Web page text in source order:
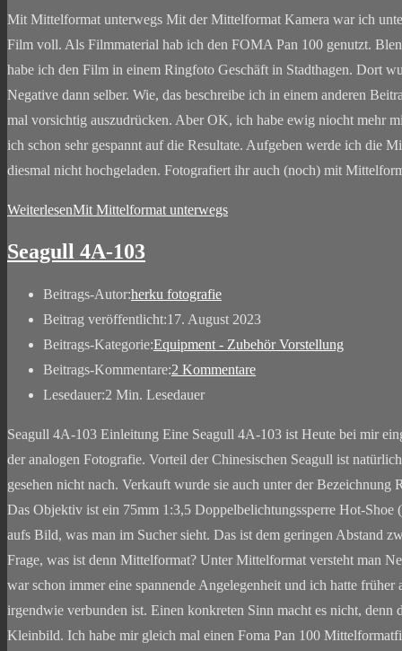
Mit Mittelformat unterwegs Mit der Mittelformat Kamera war ich
Film voll. Als Filmmaterial hab ich den FOMA Pan 100 genutzt.
habe ich den Film in einem Ringfoto Geschäft in Stadthagen. Dort
Negative dann selber. Wie, das beschreibe ich in einem anderen
mal vorsichtig auszudrücken. Aber OK, ich habe ewig niocht mehr
ich schon sehr gespannt auf die Resultate. Aufgeben werde ich
diesmal nicht hochgeladen. Fotografiert ihr auch (noch) mit
WeiterlesenMit Mittelformat unterwegs
Seagull 4A-103
Beitrags-Autor:herku fotografie
Beitrag veröffentlicht:17. August 2023
Beitrags-Kategorie:Equipment - Zubehör Vorstellung
Beitrags-Kommentare:2 Kommentare
Lesedauer:2 Min. Lesedauer
Seagull 4A-103 Einleitung Eine Seagull 4A-103 ist Heute bei mir
der analogen Fotografie. Vorteil der Chinesischen Seagull ist
gesehen nicht nach. Verkauft wurde sie auch unter der
Das Objektiv ist ein 75mm 1:3,5 Doppelbelichtungssperre Hot-
aufs Bild, was man im Sucher sieht. Das ist dem geringen Abstand
Frage, was ist denn Mittelformat? Unter Mittelformat versteht man
war schon immer eine spannende Angelegenheit und ich hatte
irgendwie verbunden ist. Einen konkreten Sinn macht es nicht,
Kleinbild. Ich habe mir gleich mal einen Foma Pan 100